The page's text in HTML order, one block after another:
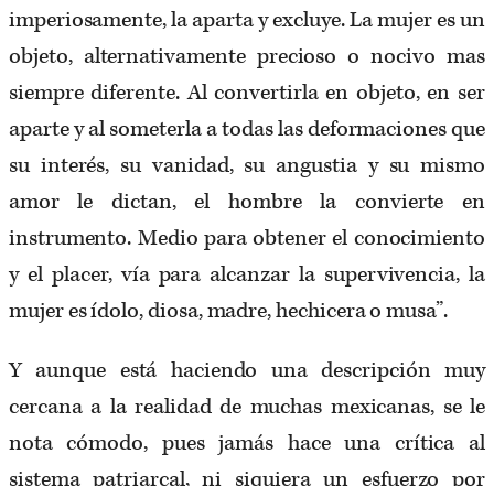
imperiosamente, la aparta y excluye. La mujer es un
objeto, alternativamente precioso o nocivo mas
siempre diferente. Al convertirla en objeto, en ser
aparte y al someterla a todas las deformaciones que
su interés, su vanidad, su angustia y su mismo
amor le dictan, el hombre la convierte en
instrumento. Medio para obtener el conocimiento
y el placer, vía para alcanzar la supervivencia, la
mujer es ídolo, diosa, madre, hechicera o musa”.
Y aunque está haciendo una descripción muy
cercana a la realidad de muchas mexicanas, se le
nota cómodo, pues jamás hace una crítica al
sistema patriarcal, ni siquiera un esfuerzo por